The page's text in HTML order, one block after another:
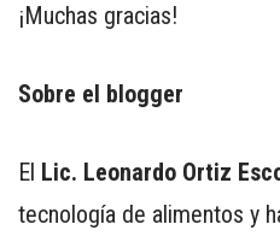
¡Muchas gracias!
Sobre el blogger
El Lic. Leonardo Ortiz
tecnología de alimentos y